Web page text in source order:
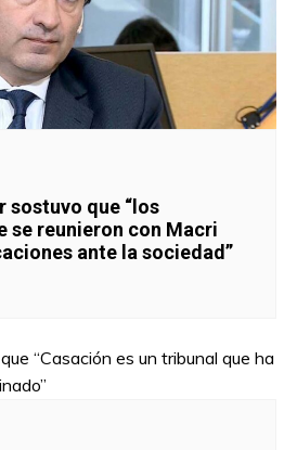
sostuvo que “los
se reunieron con Macri
ante la sociedad”